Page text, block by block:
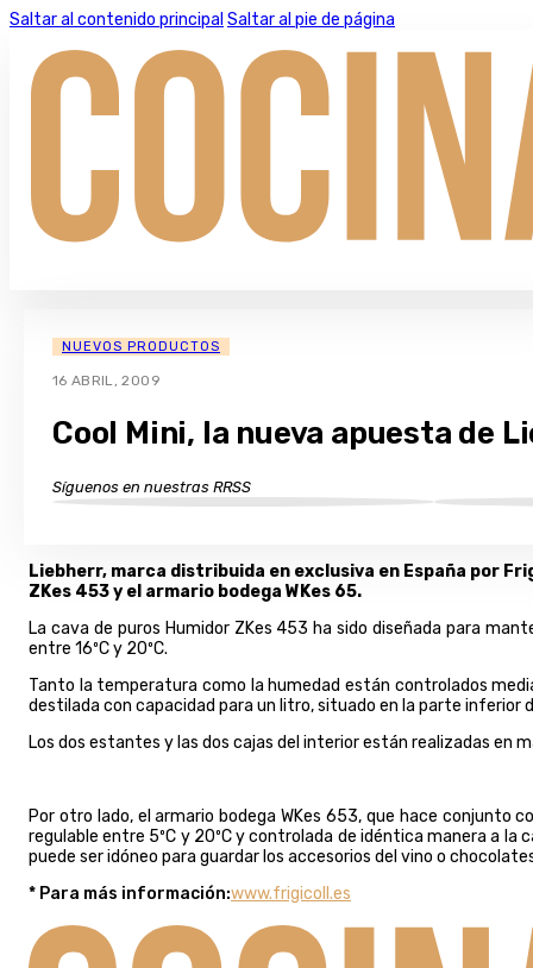
Saltar al contenido principal Saltar al pie de página
NUEVOS PRODUCTOS
16 ABRIL, 2009
Cool Mini, la nueva apuesta de
Síguenos en nuestras RRSS
Liebherr, marca distribuida en exclusiva en España por
ZKes 453 y el armario bodega WKes 65.
La cava de puros Humidor ZKes 453 ha sido diseñada para
entre 16ºC y 20ºC.
Tanto la temperatura como la humedad están controlados
destilada con capacidad para un litro, situado en la parte inferior
Los dos estantes y las dos cajas del interior están realizadas en
Por otro lado, el armario bodega WKes 653, que hace
regulable entre 5ºC y 20ºC y controlada de idéntica manera a la
puede ser idóneo para guardar los accesorios del vino o
* Para más información:www.frigicoll.es